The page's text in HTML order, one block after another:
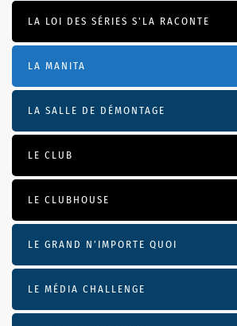
LA LOI DES SÉRIES S'LA RACONTE
LA MANITA
LA SALLE DE DÉMONTAGE
LE CLUB
LE CLUBHOUSE
LE GRAND N’IMPORTE QUOI
LE MÉDIA CHALLENGE